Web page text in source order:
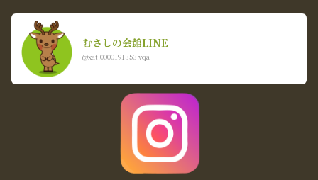
むさしの会館LINE
@xat.0000191353.vqa